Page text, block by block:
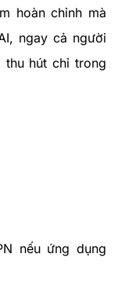
hoàn chỉnh mà
ngay cả người
hút chỉ trong
nếu ứng dụng